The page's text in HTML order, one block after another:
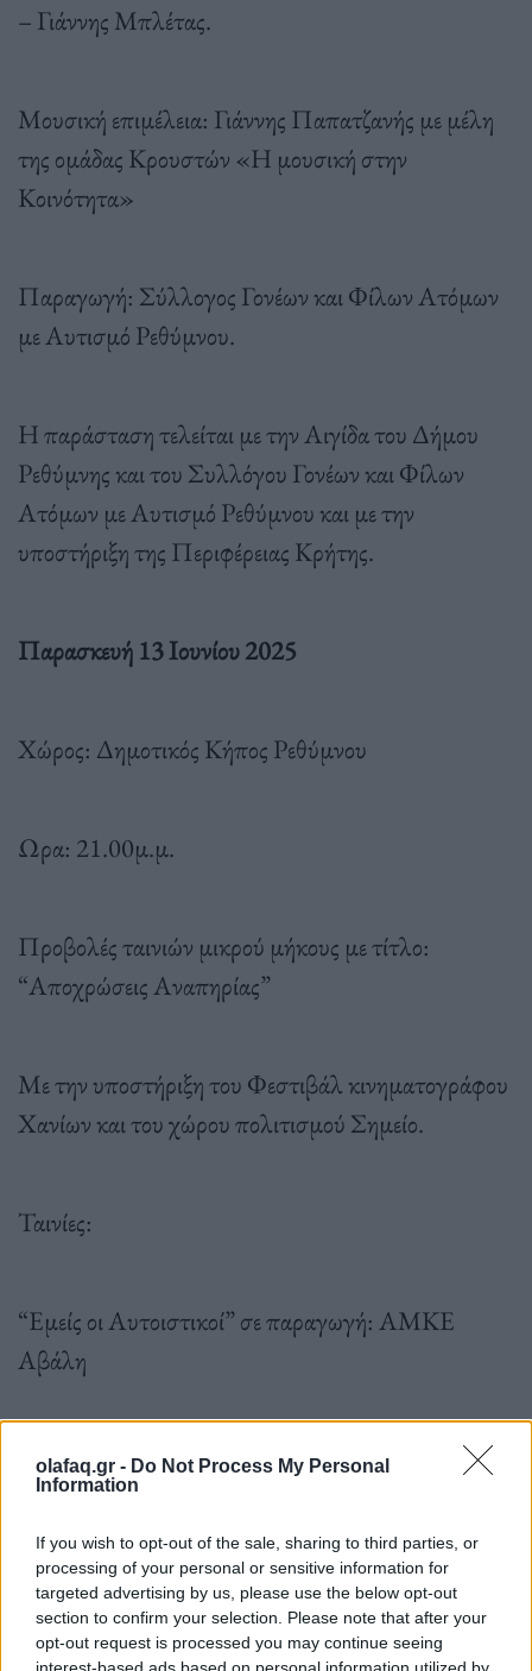
olafaq.gr - Do Not Process My Personal
Information
If you wish to opt-out of the sale, sharing to third parties, or
processing of your personal or sensitive information for
targeted advertising by us, please use the below opt-out
section to confirm your selection. Please note that after your
opt-out request is processed you may continue seeing
– Γιάννης Μπλέτας.
Μουσική επιμέλεια: Γιάννης Παπατζανής με μέλη
της ομάδας Κρουστών «Η μουσική στην
Κοινότητα»
Παραγωγή: Σύλλογος Γονέων και Φίλων Ατόμων
με Αυτισμό Ρεθύμνου.
Η παράσταση τελείται με την Αιγίδα του Δήμου
Ρεθύμνης και του Συλλόγου Γονέων και Φίλων
Ατόμων με Αυτισμό Ρεθύμνου και με την
υποστήριξη της Περιφέρειας Κρήτης.
Παρασκευή 13 Ιουνίου 2025
Χώρος: Δημοτικός Κήπος Ρεθύμνου
Ωρα: 21.00μ.μ.
Προβολές ταινιών μικρού μήκους με τίτλο:
“Αποχρώσεις Αναπηρίας”
Με την υποστήριξη του Φεστιβάλ κινηματογράφου
Χανίων και του χώρου πολιτισμού Σημείο.
Ταινίες:
“Εμείς οι Αυτοιστικοί” σε παραγωγή: ΑΜΚΕ
Αβάλη
Έρευνα – θεματικές: Γραβάνη Σοφία.
Σκηνοθεσία – μοντάζ: Δημήτρης Βρακάς.
“Δήθεν” από την ομάδα ΑΝΤΙΗΡΩΕΣ